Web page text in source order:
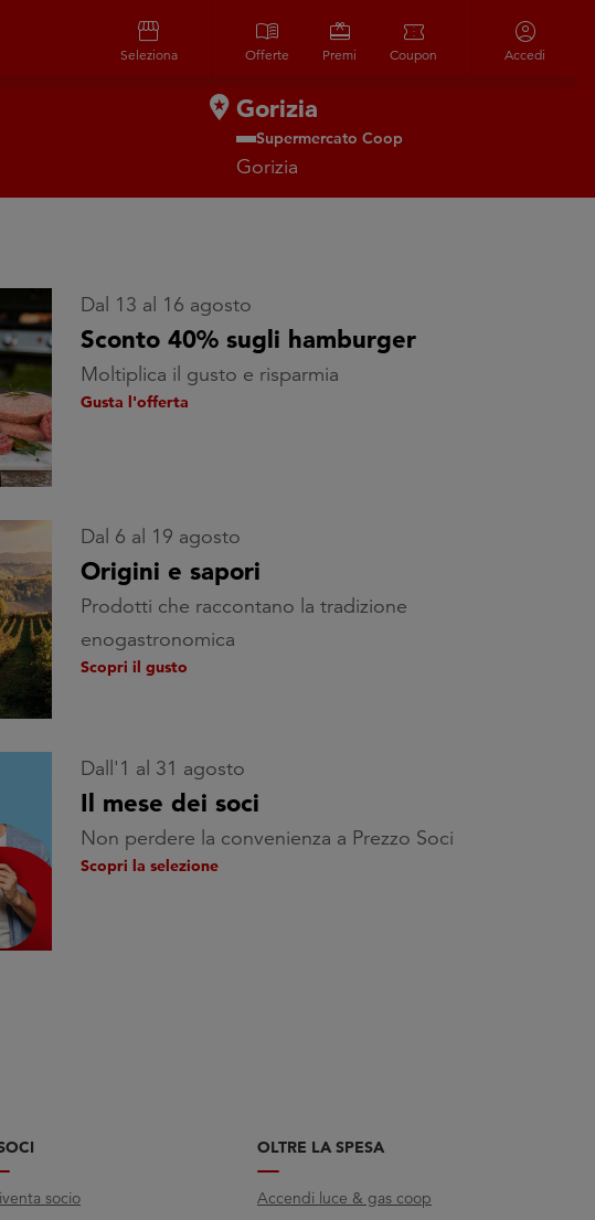
storefront
Seleziona
menu_book
Offerte
redeem
Premi
confirmation_number
Coupon
account_circle
Accedi
Gorizia
Supermercato Coop
Gorizia
Dal 13 al 16 agosto
Sconto 40% sugli hamburger
Moltiplica il gusto e risparmia
Gusta l'offerta
Dal 6 al 19 agosto
Origini e sapori
Prodotti che raccontano la tradizione
enogastronomica
Scopri il gusto
Dall'1 al 31 agosto
Il mese dei soci
Non perdere la convenienza a Prezzo Soci
Scopri la selezione
socio
OLTRE LA SPESA
Accendi luce & gas coop